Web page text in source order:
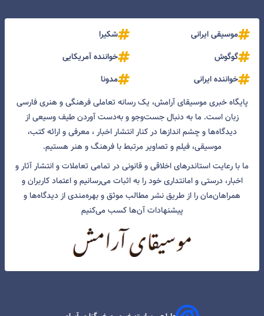
موسیقی ایرانی
شکیرا
گوگوش
خواننده آمریکایی
خواننده ایرانی
مدونا
پایگاه خبری موسیقای آرامش، یک رسانه تعاملی فرهنگی و هنری فارسی
زبان است. ما به دنبال جست‌و‌جو و به‌دست آوردن طیف وسیعی از
دیدگاه‌ها و چشم انداز‌ها در کنار انتشار اخبار ، معرفی و ارائه کتب،
موسیقی، فیلم و تصاویر مرتبط با فرهنگ و هنر هستیم.
ما با رعایت استاندرهای اخلاقی و قانونی در تمامی تعاملات و انتشار آثار و
اخبار، درستی و امانتداری خود را به اثبات می‌رسانیم و اعتماد کاربران و
همراهان‌مان را از طریق نشر مطالب موثق و بهره‌مندی از دیدگاه‌ها و
پیشنهادات آن‌ها کسب می‌کنیم